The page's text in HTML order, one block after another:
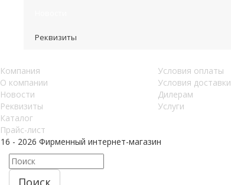
Реквизиты
Компания
О компании
Новости
Реквизиты
Каталог
Прайс-лист
Условия оплаты
Условия доставки
Дилерам
Услуги
- 2026 Фирменный интернет-магазин
Поиск